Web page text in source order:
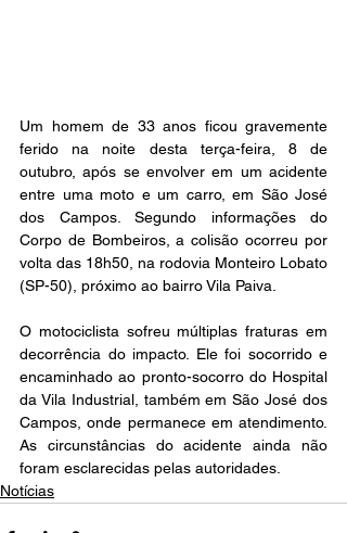
Um homem de 33 anos ficou gravemente
ferido na noite desta terça-feira, 8 de
outubro, após se envolver em um acidente
entre uma moto e um carro, em São José
dos Campos. Segundo informações do
Corpo de Bombeiros, a colisão ocorreu por
volta das 18h50, na rodovia Monteiro Lobato
(SP-50), próximo ao bairro Vila Paiva.
O motociclista sofreu múltiplas fraturas em
decorrência do impacto. Ele foi socorrido e
encaminhado ao pronto-socorro do Hospital
da Vila Industrial, também em São José dos
Campos, onde permanece em atendimento.
As circunstâncias do acidente ainda não
foram esclarecidas pelas autoridades.
Notícias